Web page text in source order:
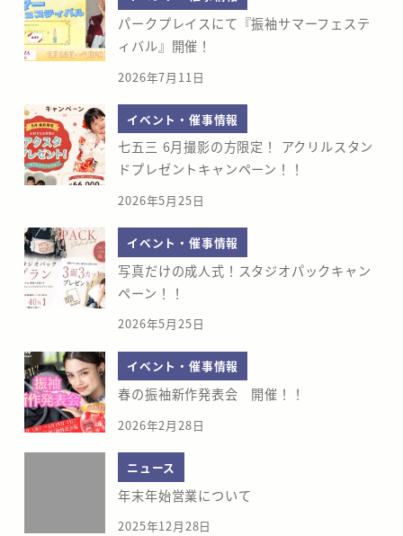
パークプレイスにて『振袖サマーフェステ
ィバル』開催！
2026年7月11日
イベント・催事情報
七五三 6月撮影の方限定！ アクリルスタン
ドプレゼントキャンペーン！！
2026年5月25日
イベント・催事情報
写真だけの成人式！スタジオパックキャン
ペーン！！
2026年5月25日
イベント・催事情報
春の振袖新作発表会 開催！！
2026年2月28日
ニュース
年末年始営業について
2025年12月28日